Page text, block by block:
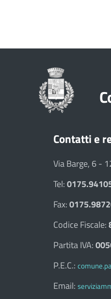
Contatti e
Via Barge, 6 -
Tel:
Fax:
Codice Fiscale:
Partita IVA:
P.E.C.:
Email: